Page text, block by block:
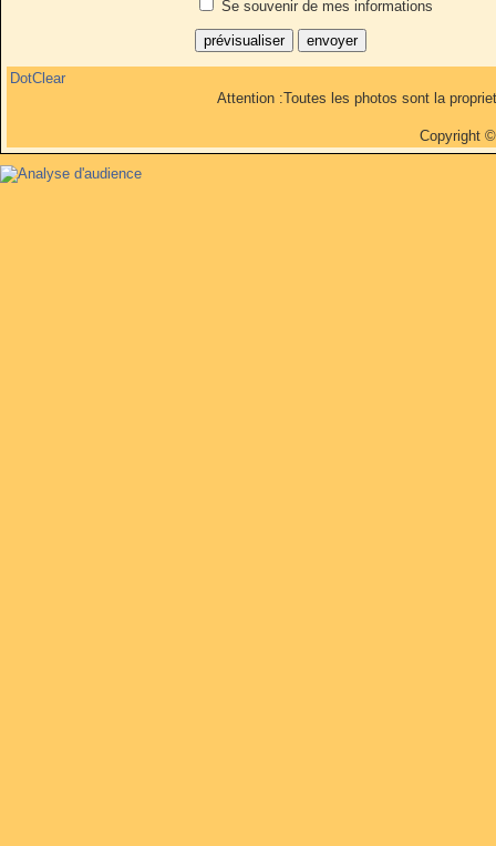
Se souvenir de mes informations
DotClear
Attention :Toutes les photos sont la
Copyright